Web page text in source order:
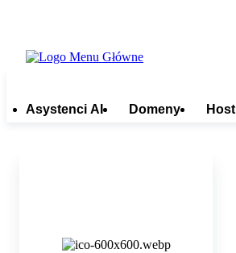
Asystenci AI Domeny